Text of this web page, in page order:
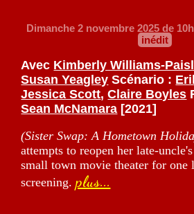
Dimanche 2 novembre 2025de
inédit
Avec Kimberly Williams-
Susan Yeagley Scénario :
Jessica Scott,Claire Boyles
Sean McNamara [2021]
(Sister Swap: A Hometown
attempts to reopen her late-
small town movie theater for one
screening.plus...